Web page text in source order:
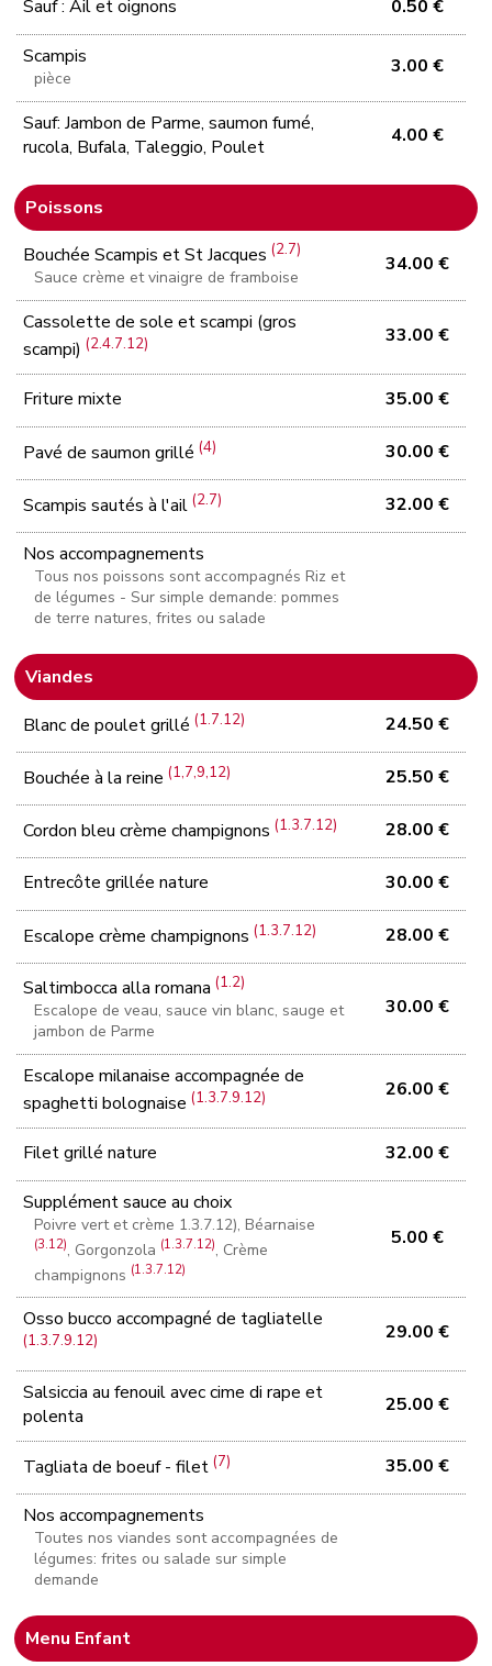
Sauf : Ail et oignons 0.50 €
Scampis
pièce
3.00 €
Sauf: Jambon de Parme, saumon fumé,
rucola, Bufala, Taleggio, Poulet
4.00 €
Poissons
Bouchée Scampis et St Jacques(2.7)
Sauce crème et vinaigre de framboise
34.00 €
Cassolette de sole et scampi (gros
scampi)(2.4.7.12) 33.00 €
Friture mixte 35.00 €
Pavé de saumon grillé(4) 30.00 €
Scampis sautés à l'ail(2.7) 32.00 €
Nos accompagnements
Tous nos poissons sont accompagnés Riz et
de légumes - Sur simple demande: pommes
de terre natures, frites ou salade
Viandes
Blanc de poulet grillé(1.7.12) 24.50 €
Bouchée à la reine(1,7,9,12) 25.50 €
Cordon bleu crème champignons(1.3.7.12) 28.00 €
Entrecôte grillée nature 30.00 €
Escalope crème champignons(1.3.7.12) 28.00 €
Saltimbocca alla romana(1.2)
Escalope de veau, sauce vin blanc, sauge et
jambon de Parme
30.00 €
Escalope milanaise accompagnée de
spaghetti bolognaise(1.3.7.9.12) 26.00 €
Filet grillé nature 32.00 €
Supplément sauce au choix
Poivre vert et crème 1.3.7.12), Béarnaise
(3.12), Gorgonzola (1.3.7.12), Crème
champignons (1.3.7.12)
5.00 €
Osso bucco accompagné de tagliatelle
(1.3.7.9.12) 29.00 €
Salsiccia au fenouil avec cime di rape et
polenta
25.00 €
Tagliata de boeuf - filet(7) 35.00 €
Nos accompagnements
Toutes nos viandes sont accompagnées de
légumes: frites ou salade sur simple
demande
Menu Enfant